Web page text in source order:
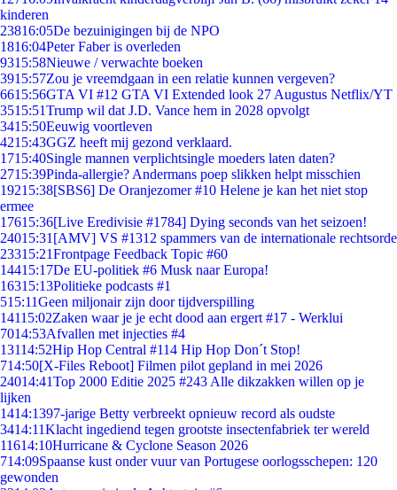
kinderen
23816:05De bezuinigingen bij de NPO
1816:04Peter Faber is overleden
9315:58Nieuwe / verwachte boeken
3915:57Zou je vreemdgaan in een relatie kunnen vergeven?
6615:56GTA VI #12 GTA VI Extended look 27 Augustus Netflix/YT
3515:51Trump wil dat J.D. Vance hem in 2028 opvolgt
3415:50Eeuwig voortleven
4215:43GGZ heeft mij gezond verklaard.
1715:40Single mannen verplichtsingle moeders laten daten?
2715:39Pinda-allergie? Andermans poep slikken helpt misschien
19215:38[SBS6] De Oranjezomer #10 Helene je kan het niet stop
ermee
17615:36[Live Eredivisie #1784] Dying seconds van het seizoen!
24015:31 [AMV] VS #1312 spammers van de internationale rechtsorde
23315:21Frontpage Feedback Topic #60
14415:17De EU-politiek #6 Musk naar Europa!
16315:13Politieke podcasts #1
515:11Geen miljonair zijn door tijdverspilling
14115:02Zaken waar je je echt dood aan ergert #17 - Werklui
7014:53Afvallen met injecties #4
13114:52Hip Hop Central #114 Hip Hop Don´t Stop!
714:50[X-Files Reboot] Filmen pilot gepland in mei 2026
24014:41Top 2000 Editie 2025 #243 Alle dikzakken willen op je
lijken
1414:1397-jarige Betty verbreekt opnieuw record als oudste
3414:11Klacht ingediend tegen grootste insectenfabriek ter wereld
11614:10Hurricane & Cyclone Season 2026
714:09Spaanse kust onder vuur van Portugese oorlogsschepen: 120
gewonden